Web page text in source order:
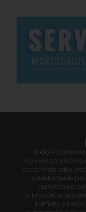
Todo el
incluyendo pero no
otros materiales,
estrictamente
transmisión,
utilización, total o
formato, ya sea